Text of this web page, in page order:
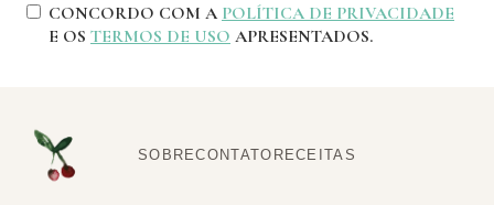
CONCORDO COM A POLÍTICA DE PRIVACIDADE
E OS TERMOS DE USO APRESENTADOS.
SOBRECONTATO RECEITAS